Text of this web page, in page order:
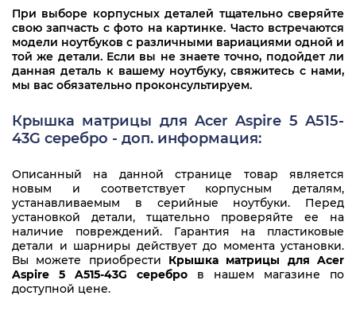
При выборе корпусных деталей тщательно сверяйте
свою запчасть с фото на картинке. Часто встречаются
модели ноутбуков с различными вариациями одной и
той же детали. Если вы не знаете точно, подойдет ли
данная деталь к вашему ноутбуку, свяжитесь с нами,
мы вас обязательно проконсультируем.
Крышка матрицы для Acer Aspire 5 A515-
43G серебро - доп. информация:
Описанный на данной странице товар является
новым и соответствует корпусным деталям,
устанавливаемым в серийные ноутбуки. Перед
установкой детали, тщательно проверяйте ее на
наличие повреждений. Гарантия на пластиковые
детали и шарниры действует до момента установки.
Вы можете приобрести Крышка матрицы для Acer
Aspire 5 A515-43G серебро в нашем магазине по
доступной цене.